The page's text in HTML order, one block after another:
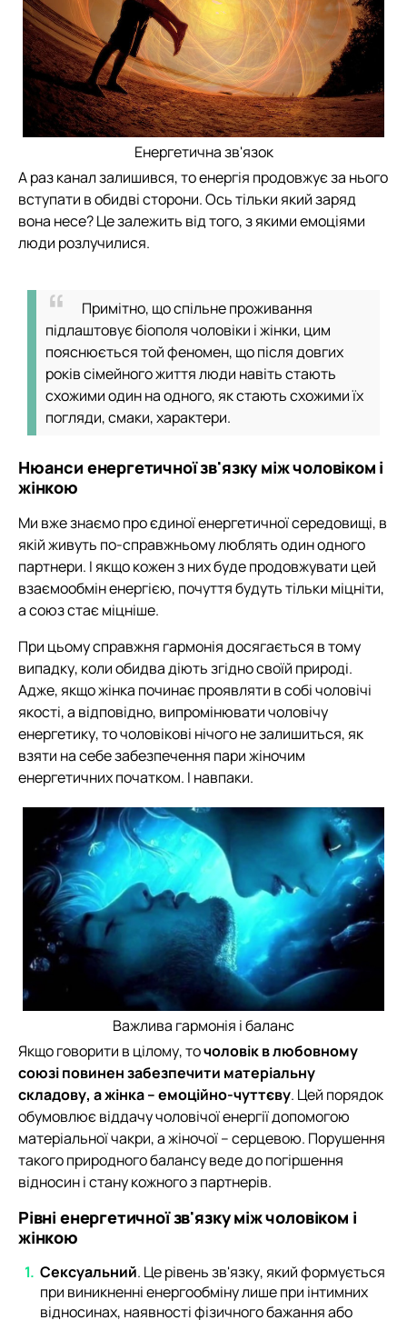
Енергетична зв'язок
А раз канал залишився, то енергія продовжує за нього
вступати в обидві сторони. Ось тільки який заряд
вона несе? Це залежить від того, з якими емоціями
люди розлучилися.
Примітно, що спільне проживання
підлаштовує біополя чоловіки і жінки, цим
пояснюється той феномен, що після довгих
років сімейного життя люди навіть стають
схожими один на одного, як стають схожими їх
погляди, смаки, характери.
Нюанси енергетичної зв'язку між чоловіком і
жінкою
Ми вже знаємо про єдиної енергетичної середовищі, в
якій живуть по-справжньому люблять один одного
партнери. І якщо кожен з них буде продовжувати цей
взаємообмін енергією, почуття будуть тільки міцніти,
а союз стає міцніше.
При цьому справжня гармонія досягається в тому
випадку, коли обидва діють згідно своїй природі.
Адже, якщо жінка починає проявляти в собі чоловічі
якості, а відповідно, випромінювати чоловічу
енергетику, то чоловікові нічого не залишиться, як
взяти на себе забезпечення пари жіночим
енергетичних початком. І навпаки.
Важлива гармонія і баланс
Якщо говорити в цілому, точоловік в любовному
союзі повинен забезпечити матеріальну
складову, а жінка – емоційно-чуттєву. Цей порядок
обумовлює віддачу чоловічої енергії допомогою
матеріальної чакри, а жіночої – серцевою. Порушення
такого природного балансу веде до погіршення
відносин і стану кожного з партнерів.
Рівні енергетичної зв'язку між чоловіком і
жінкою
Сексуальний. Це рівень зв'язку, який формується
при виникненні енергообміну лише при інтимних
відносинах, наявності фізичного бажання або